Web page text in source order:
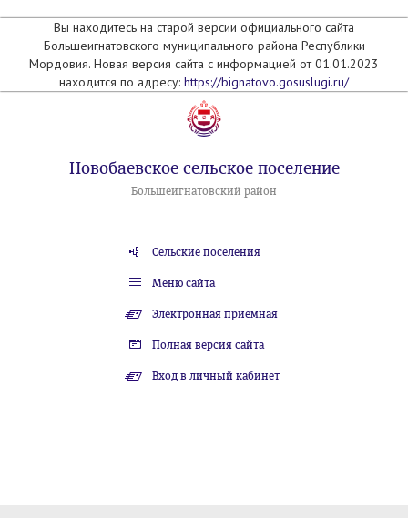
Вы находитесь на старой версии официального сайта
Большеигнатовского муниципального района Республики
Мордовия. Новая версия сайта с информацией от 01.01.2023
находится по адресу: https://bignatovo.gosuslugi.ru/
Новобаевское сельское поселение
Большеигнатовский район
Сельские поселения
Меню сайта
Электронная приемная
Полная версия сайта
Вход в личный кабинет